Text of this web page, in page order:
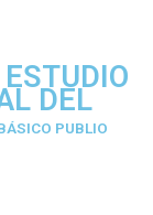
DEL
PUBLIO